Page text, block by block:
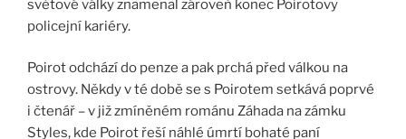
světové války znamenal zároveň konec Poirotovy
policejní kariéry.
Poirot odchází do penze a pak prchá před válkou na
ostrovy. Někdy v té době se s Poirotem setkává poprvé
i čtenář – v již zmíněném románu Záhada na zámku
Styles, kde Poirot řeší náhlé úmrtí bohaté paní